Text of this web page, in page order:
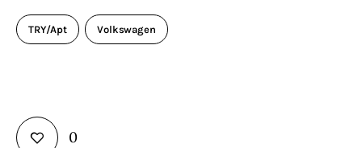
TRY/Apt Volkswagen
0